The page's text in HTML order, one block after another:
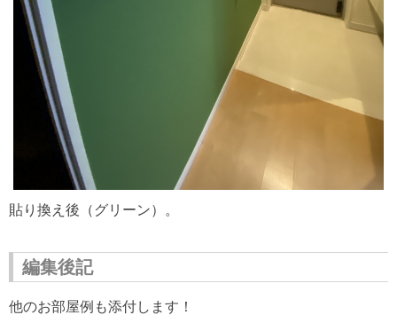
貼り換え後（グリーン）。
編集後記
他のお部屋例も添付します！